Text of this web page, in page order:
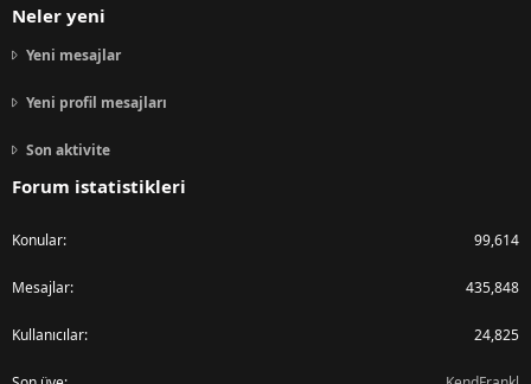
Neler yeni
Yeni mesajlar
Yeni profil mesajları
Son aktivite
Forum istatistikleri
Konular 99,614
Mesajlar 435,848
Kullanıcılar 24,825